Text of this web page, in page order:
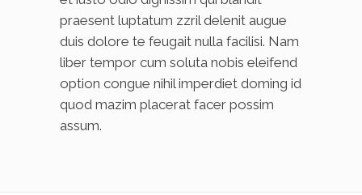
praesent luptatum zzril delenit augue
duis dolore te feugait nulla facilisi. Nam
liber tempor cum soluta nobis eleifend
option congue nihil imperdiet doming id
quod mazim placerat facer possim
assum.